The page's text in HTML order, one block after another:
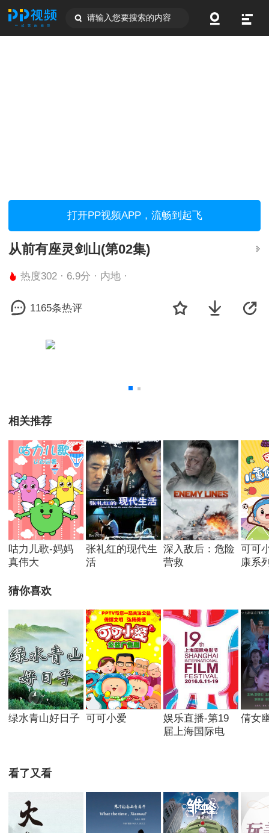
请输入您要搜索的内容
打开PP视频APP，流畅到起飞
从前有座灵剑山(第02集)
热度302 · 6.9分 · 内地 ·
1165条热评
相关推荐
咕力儿歌-妈妈
真伟大
张礼红的现代生
活
深入敌后：危险
营救
可可
康系
猜你喜欢
绿水青山好日子 可可小爱
娱乐直播-第19
届上海国际电
倩女
看了又看